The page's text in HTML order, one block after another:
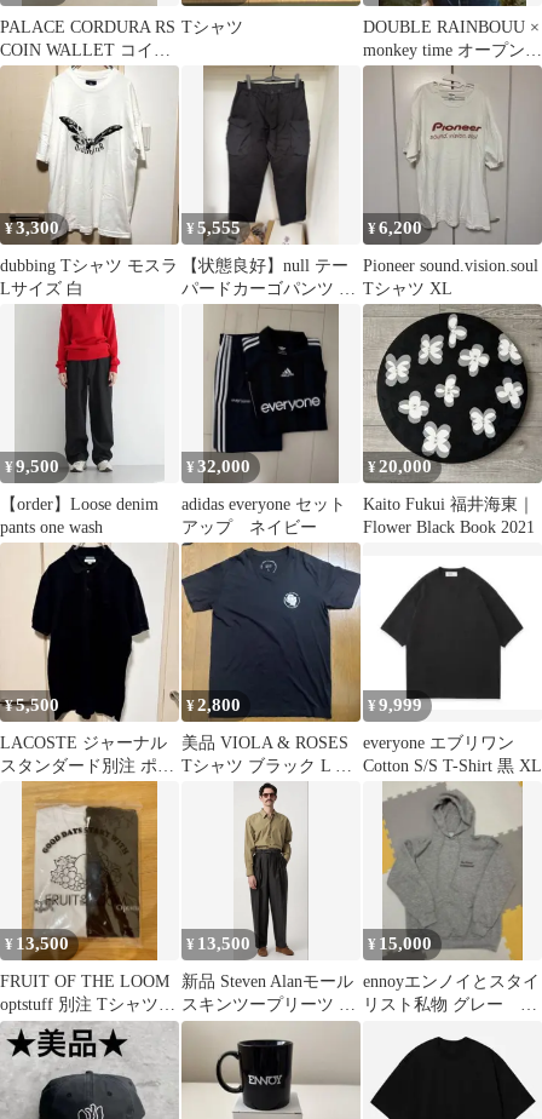
PALACE CORDURA RS
COIN WALLET コイン
ケース パレス
Tシャツ
DOUBLE RAINBOUU ×
monkey time オープンカ
ラーシャツ
¥3,300
dubbing Tシャツ モスラ
Lサイズ 白
¥5,555
【状態良好】null テー
パードカーゴパンツ ブ
ラック XL beams好き
¥6,200
Pioneer sound.vision.soul
Tシャツ XL
¥9,500
【order】Loose denim
pants one wash
¥32,000
adidas everyone セット
アップ ネイビー
¥20,000
Kaito Fukui 福井海東｜
Flower Black Book 2021
¥5,500
LACOSTE ジャーナル
スタンダード別注 ポロ
シャツ 黒 ブラック
¥2,800
美品 VIOLA & ROSES
Tシャツ ブラック L ヴ
ィオラアンドローゼス
¥9,999
everyone エブリワン
Cotton S/S T-Shirt 黒 XL
¥ 13,500
FRUIT OF THE LOOM
optstuff 別注 Tシャツ
XL
¥ 13,500
新品 Steven Alanモール
スキンツープリーツ ス
ラックス L
¥ 15,000
ennoyエンノイとスタイ
リスト私物 グレー パ